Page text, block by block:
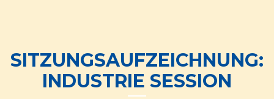
SITZUNGSAUFZEICHNUNG:
INDUSTRIE SESSION